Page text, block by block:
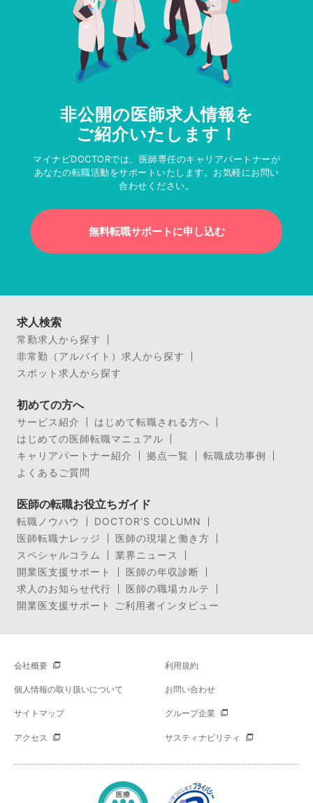
非公開の医師求人情報を
ご紹介いたします！
マイナビDOCTORでは、医師専任のキャリアパートナーが
あなたの転職活動をサポートいたします。お気軽にお問い
合わせください。
無料転職サポートに申し込む
求人検索
常勤求人から探す
非常勤（アルバイト）求人から探す
スポット求人から探す
初めての方へ
サービス紹介
はじめて転職される方へ
はじめての医師転職マニュアル
キャリアパートナー紹介
拠点一覧
転職成功事例
よくあるご質問
医師の転職お役立ちガイド
転職ノウハウ
DOCTOR’S COLUMN
医師転職ナレッジ
医師の現場と働き方
スペシャルコラム
業界ニュース
開業医支援サポート
医師の年収診断
求人のお知らせ代行
医師の職場カルテ
開業医支援サポート ご利用者インタビュー
会社概要 利用規約
個人情報の取り扱いについて お問い合わせ
サイトマップ グループ企業
アクセス サスティナビリティ